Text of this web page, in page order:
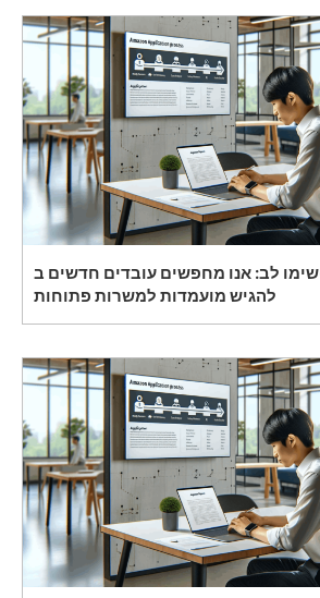
שימו לב: אנו מחפשים עובדים חדשים ב-Amazon: כיצד
להגיש מועמדות למשרות פתוחות